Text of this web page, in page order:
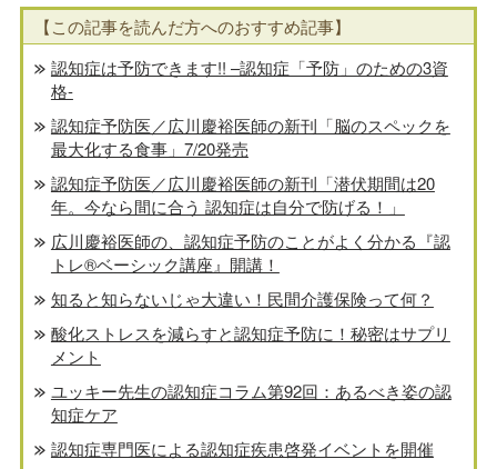
【この記事を読んだ方へのおすすめ記事】
認知症は予防できます!! –認知症「予防」のための3資
格-
認知症予防医／広川慶裕医師の新刊「脳のスペックを
最大化する食事」7/20発売
認知症予防医／広川慶裕医師の新刊「潜伏期間は20
年。今なら間に合う 認知症は自分で防げる！」
広川慶裕医師の、認知症予防のことがよく分かる『認
トレ®️ベーシック講座』開講！
知ると知らないじゃ大違い！民間介護保険って何？
酸化ストレスを減らすと認知症予防に！秘密はサプリ
メント
ユッキー先生の認知症コラム第92回：あるべき姿の認
知症ケア
認知症専門医による認知症疾患啓発イベントを開催